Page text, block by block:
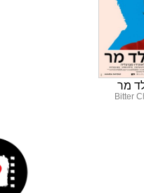
מר
Bitter